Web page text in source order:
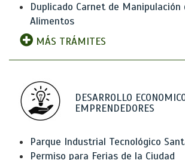
Duplicado Carnet de Manipulación
Alimentos
MÁS TRÁMITES
DESARROLLO
EMPRENDEDORES
Parque Industrial Tecnológico
Permiso para Ferias de la Ciudad